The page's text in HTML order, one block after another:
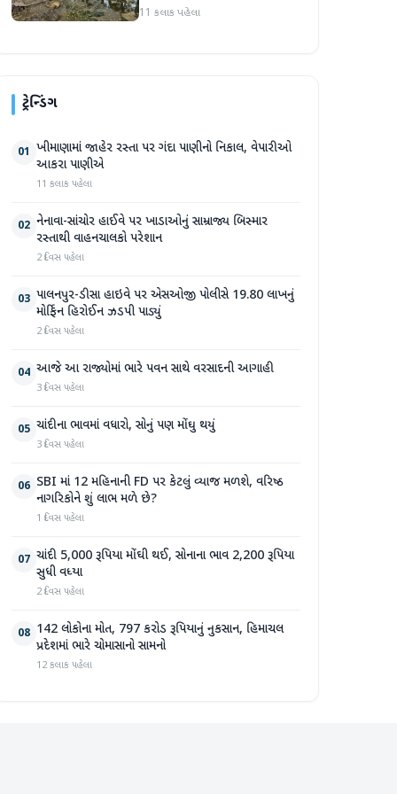
સપ્તાહમાં સેંકડો ભૂંડોના મોત
11 કલાક પહેલા
ટ્રેન્ડિંગ
01 ખીમાણામાં જાહેર રસ્તા પર ગંદા પાણીનો નિકાલ, વેપારીઓ
આકરા પાણીએ
11 કલાક પહેલા
02 નેનાવા-સાંચોર હાઈવે પર ખાડાઓનું સામ્રાજ્ય બિસ્માર
રસ્તાથી વાહનચાલકો પરેશાન
2 દિવસ પહેલા
03 પાલનપુર-ડીસા હાઇવે પર એસઓજી પોલીસે 19.80 લાખનું
મોર્ફિન હિરોઈન ઝડપી પાડ્યું
2 દિવસ પહેલા
04 આજે આ રાજ્યોમાં ભારે પવન સાથે વરસાદની આગાહી
3 દિવસ પહેલા
05 ચાંદીના ભાવમાં વધારો, સોનું પણ મોંઘુ થયું
3 દિવસ પહેલા
06 SBI માં 12 મહિનાની FD પર કેટલું વ્યાજ મળશે, વરિષ્ઠ
નાગરિકોને શું લાભ મળે છે?
1 દિવસ પહેલા
07 ચાંદી 5,000 રૂપિયા મોંઘી થઈ, સોનાના ભાવ 2,200 રૂપિયા
સુધી વધ્યા
2 દિવસ પહેલા
08 142 લોકોના મોત, 797 કરોડ રૂપિયાનું નુકસાન, હિમાચલ
પ્રદેશમાં ભારે ચોમાસાનો સામનો
12 કલાક પહેલા